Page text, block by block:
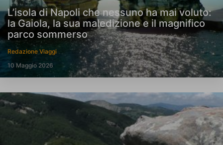
L’isola di Napoli che nessuno ha mai voluto:
la Gaiola, la sua maledizione e il magnifico
parco sommerso
Redazione Viaggi
10 Maggio 2026